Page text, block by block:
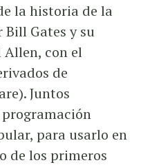
la historia de la
Gates y su
con el
de
Juntos
para usarlo en
de los primeros